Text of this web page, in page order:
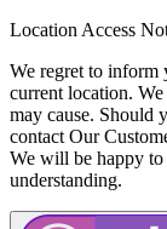
Location Access
We regret to inform
current location.
may cause. Should
contact Our
We will be happy
understanding.